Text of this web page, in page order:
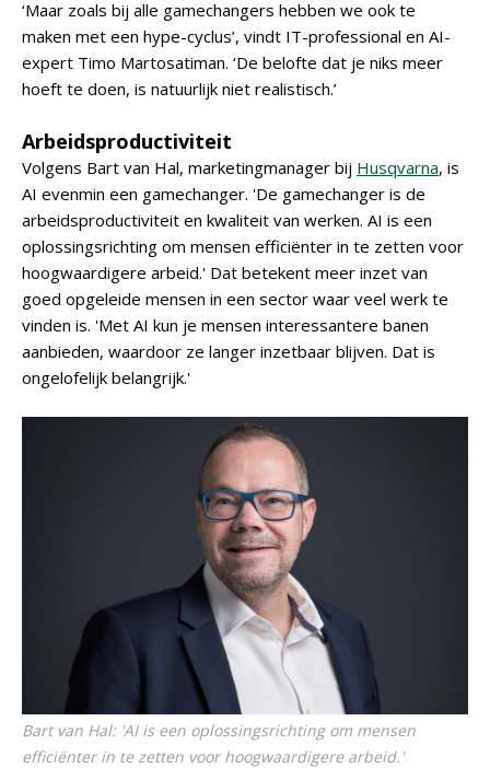
‘Maar zoals bij alle gamechangers hebben we ook te
maken met een hype-cyclus’, vindt IT-professional en AI-
expert Timo Martosatiman. ‘De belofte dat je niks meer
hoeft te doen, is natuurlijk niet realistisch.’
Arbeidsproductiviteit
Volgens Bart van Hal, marketingmanager bij Husqvarna, is
AI evenmin een gamechanger. 'De gamechanger is de
arbeidsproductiviteit en kwaliteit van werken. AI is een
oplossingsrichting om mensen efficiënter in te zetten voor
hoogwaardigere arbeid.' Dat betekent meer inzet van
goed opgeleide mensen in een sector waar veel werk te
vinden is. 'Met AI kun je mensen interessantere banen
aanbieden, waardoor ze langer inzetbaar blijven. Dat is
ongelofelijk belangrijk.'
Bart van Hal: 'AI is een oplossingsrichting om mensen
efficiënter in te zetten voor hoogwaardigere arbeid.'